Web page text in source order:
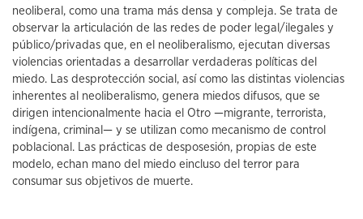
neoliberal, como una trama más densa y compleja. Se trata de
observar la articulación de las redes de poder legal/ilegales y
pú­blico/privadas que, en el neoliberalismo, ejecutan diversas
violencias orien­tadas a desarrollar verdaderas políticas del
miedo. Las desprotección social, así como las distintas violencias
inherentes al neoliberalismo, genera miedos difusos, que se
dirigen intencionalmente hacia el Otro —migrante, terrorista,
indígena, criminal— y se utilizan como mecanismo de control
poblacional. Las prácticas de desposesión, propias de este
modelo, echan mano del miedo eincluso del terror para
consumar sus objetivos de muerte.